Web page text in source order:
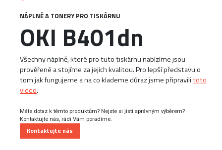
NÁPLNĚ A TONERY PRO TISKÁRNU
OKI B401dn
Všechny náplně, které pro tuto tiskárnu nabízíme jsou
prověřené a stojíme za jejich kvalitou. Pro lepší představu o
tom jak fungujeme a na co klademe důraz jsme připravilitoto
video.
Máte dotaz k těmto produktům? Nejste si jisti správným výběrem?
Kontaktujte nás, rádi Vám poradíme.
Kontaktujte nás